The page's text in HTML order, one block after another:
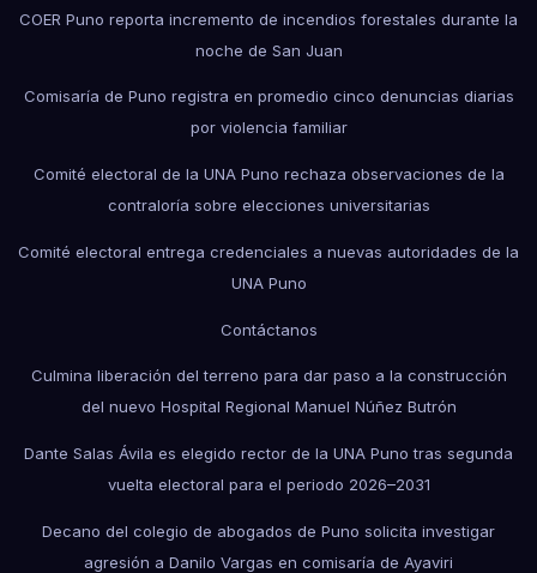
COER Puno reporta incremento de incendios forestales durante la
noche de San Juan
Comisaría de Puno registra en promedio cinco denuncias diarias
por violencia familiar
Comité electoral de la UNA Puno rechaza observaciones de la
contraloría sobre elecciones universitarias
Comité electoral entrega credenciales a nuevas autoridades de la
UNA Puno
Contáctanos
Culmina liberación del terreno para dar paso a la construcción
del nuevo Hospital Regional Manuel Núñez Butrón
Dante Salas Ávila es elegido rector de la UNA Puno tras segunda
vuelta electoral para el periodo 2026–2031
Decano del colegio de abogados de Puno solicita investigar
agresión a Danilo Vargas en comisaría de Ayaviri